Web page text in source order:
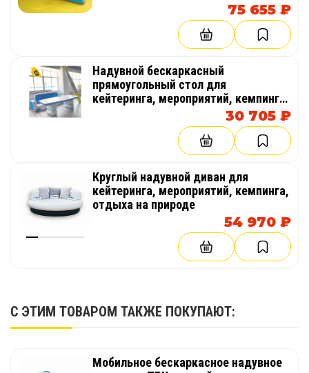
75 655 ₽
Надувной бескаркасный
прямоугольный стол для
кейтеринга, мероприятий, кемпинга,
30 705 ₽
Круглый надувной диван для
кейтеринга, мероприятий, кемпинга,
отдыха на природе
54 970 ₽
С ЭТИМ ТОВАРОМ ТАКЖЕ ПОКУПАЮТ:
Мобильное бескаркасное надувное